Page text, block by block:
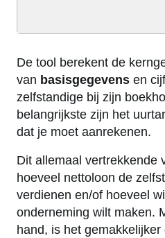
De tool berekent de
van basisgegevens en
zelfstandige bij zijn
belangrijkste zijn het
dat je moet aanrekenen.
Dit allemaal vertrekkende
hoeveel nettoloon de
verdienen en/of hoeveel
onderneming wilt maken.
hand, is het